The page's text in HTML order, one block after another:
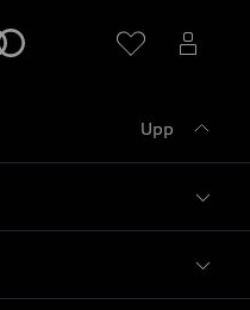
Upp